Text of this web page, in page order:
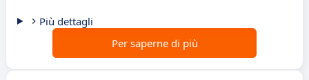
Più dettagli
Per saperne di più